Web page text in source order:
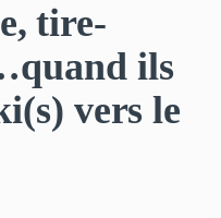
tire-
ils
vers le